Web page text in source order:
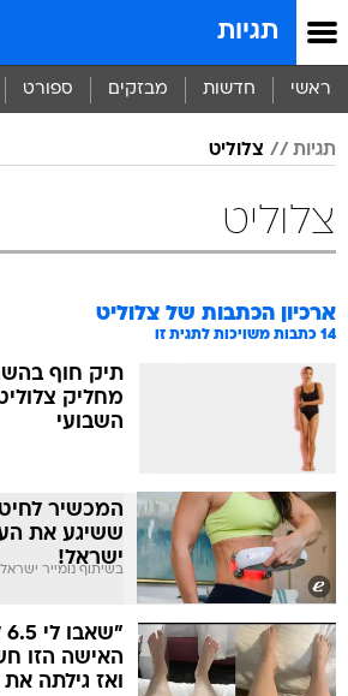
תגיות
ראשי חדשות מבזקים ספורט
תגיות צלוליט
צלוליט
ארכיון הכתבות של צלוליט
14 כתבות משויכות לתגית זו
תיק חוף
מחליק
השבועי
המכשיר
ששיגע את
ישראל!
בשיתוף נומייר ישראל
האישה הזו
ואז גילתה